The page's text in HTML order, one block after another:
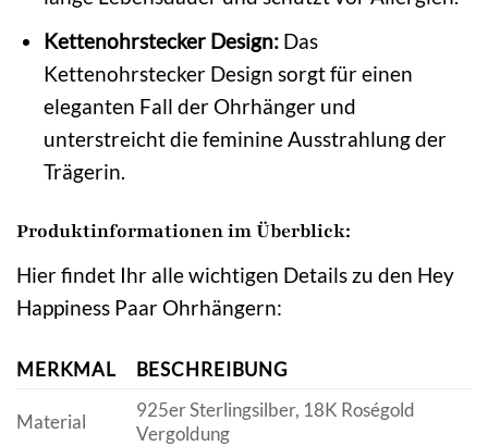
Kettenohrstecker Design:Das
Kettenohrstecker Design sorgt für einen
eleganten Fall der Ohrhänger und
unterstreicht die feminine Ausstrahlung der
Trägerin.
Produktinformationen im Überblick:
Hier findet Ihr alle wichtigen Details zu den Hey
Happiness Paar Ohrhängern:
MERKMAL BESCHREIBUNG
Material
925er Sterlingsilber, 18K Roségold
Vergoldung